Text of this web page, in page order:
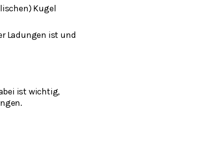
Kugel
Ladungen ist und
ist wichtig,